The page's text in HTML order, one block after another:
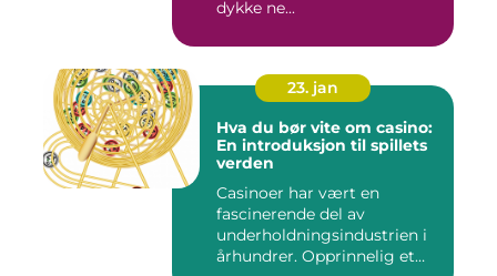
dykke ne...
23. jan
Hva du bør vite om casino:
En introduksjon til spillets
verden
Casinoer har vært en
fascinerende del av
underholdningsindustrien i
århundrer. Opprinnelig et